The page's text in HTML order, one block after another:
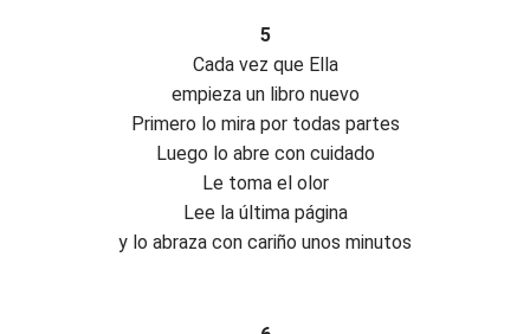
5
Cada vez que Ella
empieza un libro nuevo
Primero lo mira por todas partes
Luego lo abre con cuidado
Le toma el olor
Lee la última página
y lo abraza con cariño unos minutos